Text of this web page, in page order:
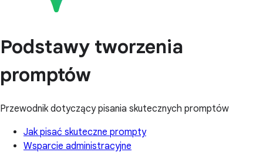
Podstawy tworzenia
promptów
Przewodnik dotyczący pisania skutecznych promptów
Jak pisać skuteczne prompty
Wsparcie administracyjne